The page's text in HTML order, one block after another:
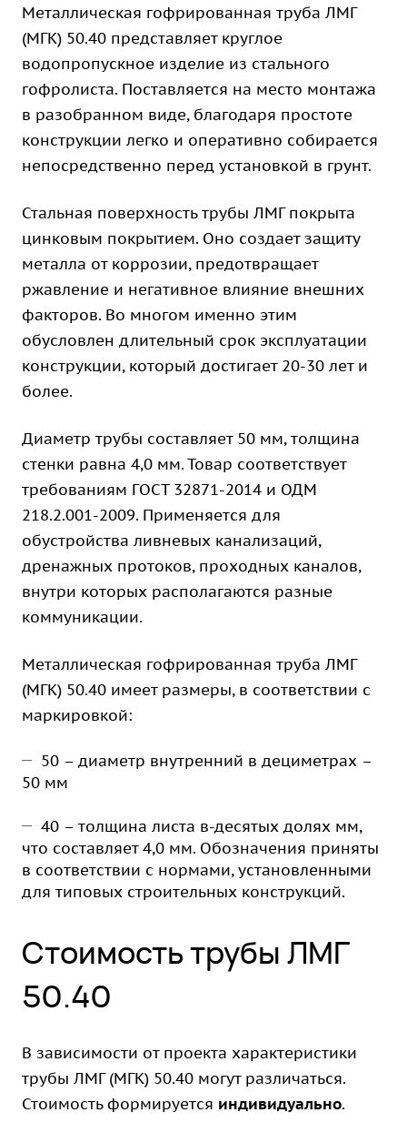
Металлическая гофрированная труба ЛМГ
(МГК) 50.40 представляет круглое
водопропускное изделие из стального
гофролиста. Поставляется на место монтажа
в разобранном виде, благодаря простоте
конструкции легко и оперативно собирается
непосредственно перед установкой в грунт.
Стальная поверхность трубы ЛМГ покрыта
цинковым покрытием. Оно создает защиту
металла от коррозии, предотвращает
ржавление и негативное влияние внешних
факторов. Во многом именно этим
обусловлен длительный срок эксплуатации
конструкции, который достигает 20-30 лет и
более.
Диаметр трубы составляет 50 мм, толщина
стенки равна 4,0 мм. Товар соответствует
требованиям ГОСТ 32871-2014 и ОДМ
218.2.001-2009. Применяется для
обустройства ливневых канализаций,
дренажных протоков, проходных каналов,
внутри которых располагаются разные
коммуникации.
Металлическая гофрированная труба ЛМГ
(МГК) 50.40 имеет размеры, в соответствии с
маркировкой:
50 – диаметр внутренний в дециметрах –
50 мм
40 – толщина листа в-десятых долях мм,
что составляет 4,0 мм. Обозначения приняты
в соответствии с нормами, установленными
для типовых строительных конструкций.
Стоимость трубы ЛМГ
50.40
В зависимости от проекта характеристики
трубы ЛМГ (МГК) 50.40 могут различаться.
Стоимость формируется индивидуально.